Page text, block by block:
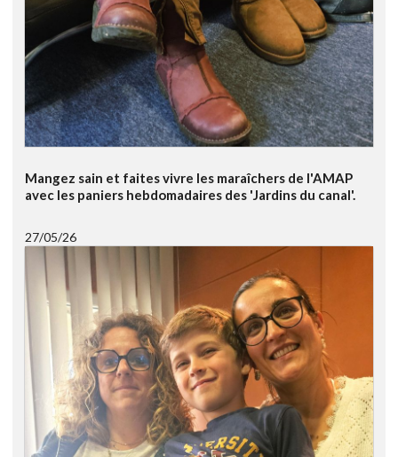
Mangez sain et faites vivre les maraîchers de l'AMAP
avec les paniers hebdomadaires des 'Jardins du canal'.
27/05/26